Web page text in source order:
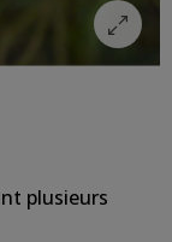
plusieurs